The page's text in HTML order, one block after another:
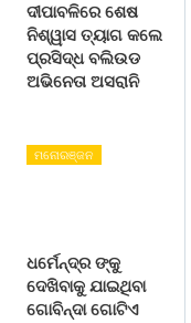
ଦୀପାବଳିରେ ଶେଷ
ନିଶ୍ୱାସ ତ୍ୟାଗ କଲେ
ପ୍ରସିଦ୍ଧ ବଲିଉଡ
ଅଭିନେତା ଅସରାନି
ମନୋରଞ୍ଜନ
ଧର୍ମେନ୍ଦ୍ର ଙ୍କୁ
ଦେଖିବାକୁ ଯାଇଥିବା
ଗୋବିନ୍ଦା ଗୋଟିଏ